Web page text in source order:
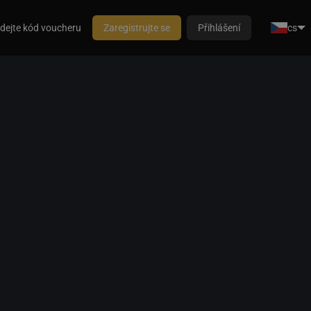
kód voucheru Zaregistrujte se Přihlášení cs